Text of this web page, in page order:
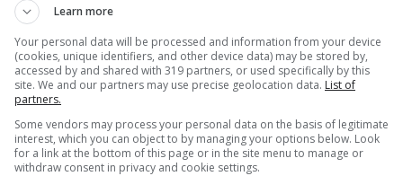
un rifugio per animali. Sul proprio account TikTok
che ritraggono la vita dei due giovani circondati
un filmato che mostra il viaggio intrapreso dalla
mista simil Pastore tedesco. Venute a conoscenza
sulla lista degli animali destinati all’eutanasia, le due
il canile. La ragazza, accompagnata dalla
Learn more
Your personal data will be processed and information from your device
(cookies, unique identifiers, and other device data) may be stored by,
accessed by and shared with 319 partners, or used specifically by this
site. We and our partners may use precise geolocation data. List of
partners.
Some vendors may process your personal data on the basis of legitimate
interest, which you can object to by managing your options below. Look
for a link at the bottom of this page or in the site menu to manage or
withdraw consent in privacy and cookie settings.